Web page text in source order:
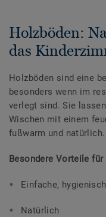
Holzböden:
das
Holzböden sind eine
besonders wenn im
verlegt sind. Sie
Wischen mit einem
fußwarm und natürlich.
Besondere Vorteile für
Einfache,
Natürlich